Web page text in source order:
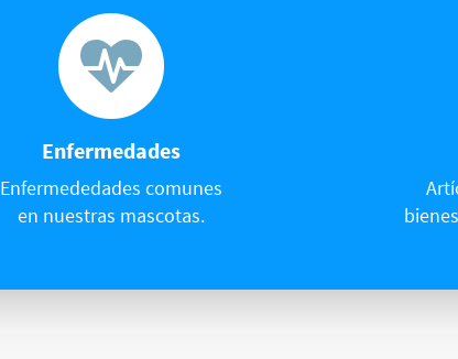
Enfermedades
Enfermededades comunes
en nuestras mascotas.